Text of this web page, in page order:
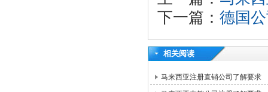
下一篇： 德国
相关阅读
马来西亚注册直销公司了解要求